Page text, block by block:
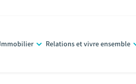
Immobilier Relations et vivre ensemble